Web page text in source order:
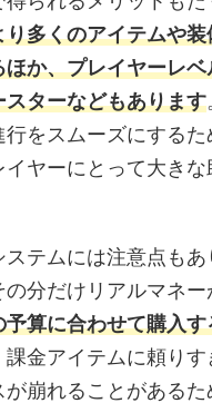
り多くのアイテムや
か、プレイヤーレ
ターなどもあります
行をスムーズにするた
ヤーにとって大き
ステムには注意点も
分だけリアルマネー
予算に合わせて購入
課金アイテムに頼り
崩れることがあるた